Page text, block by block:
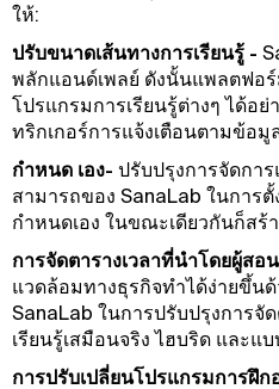
ให้:
ปรับขนาดเส้นทางการเรียนรู้ -
พลักแอนด์เพลย์ ดังนั้นแพลตฟอ
โปรแกรมการเรียนรู้ต่างๆ ได้อย่
ทริกเกอร์การแจ้งเตือนตามข้อ
กำหนด เอง- ปรับปรุงการจัดกา
สามารถของ SanaLab ในการ
กําหนดเอง ในขณะเดียวกันก็สร้
การจัดตารางเวลาที่นําโดยผู้สอ
แวดล้อมทางธุรกิจทําได้ง่ายขึ้น
SanaLab ในการปรับปรุงการจั
เรียนรู้เสมือนจริง ไฮบริด และแ
การปรับเปลี่ยนโปรแกรมการฝึ